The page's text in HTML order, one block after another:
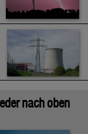
nach oben